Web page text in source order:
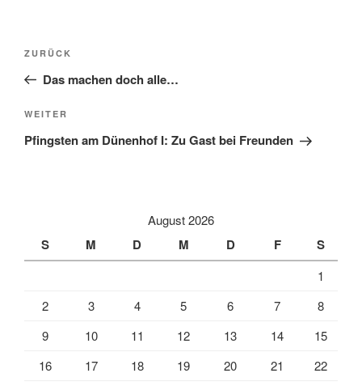
Beitragsnavigation
Vorheriger
Beitrag
ZURÜCK
Das machen doch alle…
Nächster
Beitrag
WEITER
Pfingsten am Dünenhof I: Zu Gast bei Freunden
August 2026
S M D M D F S
1
2
3 4 5 6 7
8
9
10 11 12 13 14
15
16
17 18 19 20 21
22